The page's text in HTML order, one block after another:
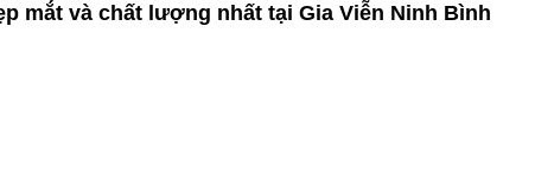
mắt và chất lượng nhất tại Gia Viễn Ninh Bình